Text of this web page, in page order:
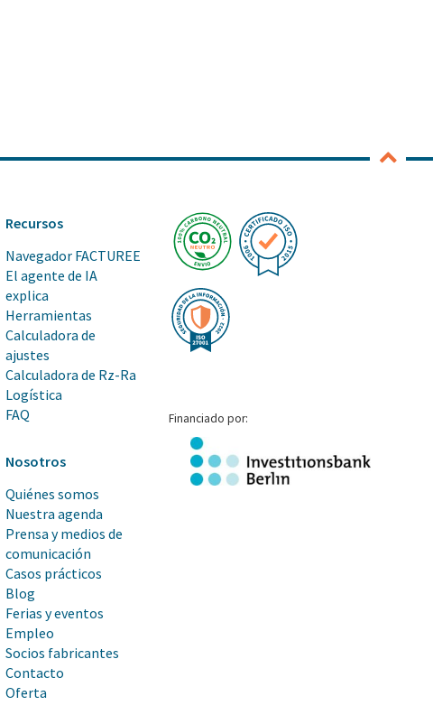
Recursos
Navegador FACTUREE
El agente de IA
explica
Herramientas
Calculadora de
ajustes
Calculadora de Rz-Ra
Logística
FAQ
Nosotros
Quiénes somos
Nuestra agenda
Prensa y medios de
comunicación
Casos prácticos
Blog
Ferias y eventos
Empleo
Socios fabricantes
Contacto
Oferta
Financiado por: